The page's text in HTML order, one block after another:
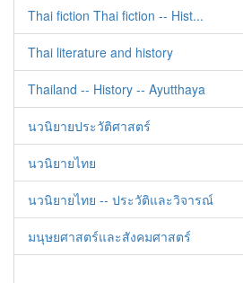
Thai fiction Thai fiction -- Hist...
Thai literature and history
Thailand -- History -- Ayutthaya
นวนิยายประวัติศาสตร์
นวนิยายไทย
นวนิยายไทย -- ประวัติและวิจารณ์
มนุษยศาสตร์และสังคมศาสตร์